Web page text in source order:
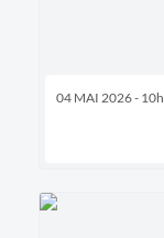
04 MAI 2026 -